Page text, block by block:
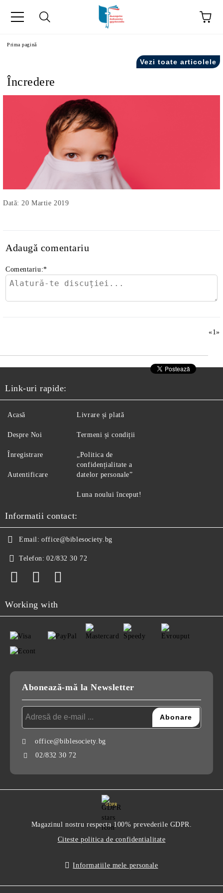
Prima pagină
Vezi toate articolele
Încredere
Dată: 20 Martie 2019
Adaugă comentariu
Comentariu:*
«1»
Link-uri rapide:
Acasă
Despre Noi
Înregistrare
Autentificare
Livrare și plată
Termeni și condiții
„Politica de
confidențialitate a
datelor personale”
Luna noului început!
Informatii contact:
Email: office@biblesociety.bg
Telefon: 02/832 30 72
Working with
Abonează-mă la Newsletter
office@biblesociety.bg
02/832 30 72
GDPR
Magazinul nostru respecta 100% prevederile GDPR.
Citeste politica de confidentialitate
Informatiile mele personale